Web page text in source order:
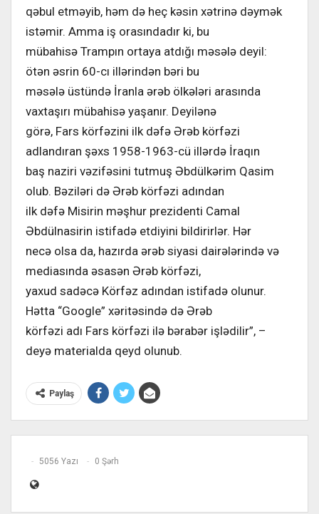
qəbul etməyib, həm də heç kəsin xətrinə dəymək
istəmir. Amma iş orasındadır ki, bu
mübahisə Trampın ortaya atdığı məsələ deyil:
ötən əsrin 60-cı illərindən bəri bu
məsələ üstündə İranla ərəb ölkələri arasında
vaxtaşırı mübahisə yaşanır. Deyilənə
görə, Fars körfəzini ilk dəfə Ərəb körfəzi
adlandıran şəxs 1958-1963-cü illərdə İraqın
baş naziri vəzifəsini tutmuş Əbdülkərim Qasim
olub. Bəziləri də Ərəb körfəzi adından
ilk dəfə Misirin məşhur prezidenti Camal
Əbdülnasirin istifadə etdiyini bildirirlər. Hər
necə olsa da, hazırda ərəb siyasi dairələrində və
mediasında əsasən Ərəb körfəzi,
yaxud sadəcə Körfəz adından istifadə olunur.
Hətta “Google” xəritəsində də Ərəb
körfəzi adı Fars körfəzi ilə bərabər işlədilir”, –
deyə materialda qeyd olunub.
Paylaş
5056 Yazı 0 Şərh